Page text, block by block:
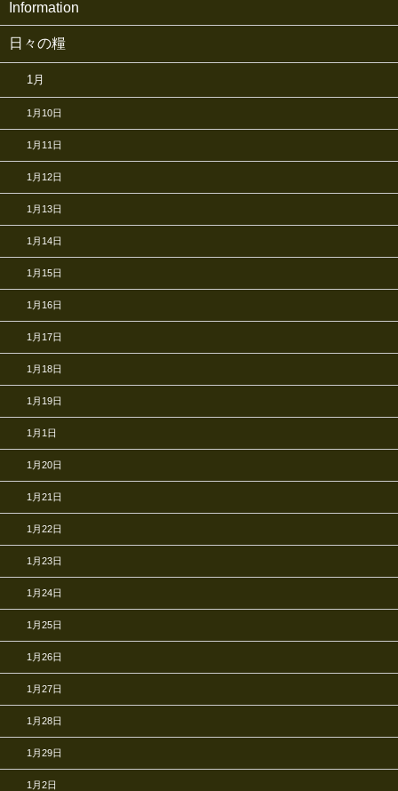
Information
日々の糧
1月
1月10日
1月11日
1月12日
1月13日
1月14日
1月15日
1月16日
1月17日
1月18日
1月19日
1月1日
1月20日
1月21日
1月22日
1月23日
1月24日
1月25日
1月26日
1月27日
1月28日
1月29日
1月2日